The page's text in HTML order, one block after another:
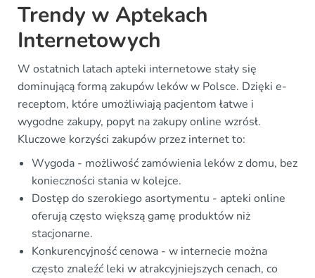
Trendy w Aptekach
Internetowych
W ostatnich latach apteki internetowe stały się
dominującą formą zakupów leków w Polsce. Dzięki e-
receptom, które umożliwiają pacjentom łatwe i
wygodne zakupy, popyt na zakupy online wzrósł.
Kluczowe korzyści zakupów przez internet to:
Wygoda - możliwość zamówienia leków z domu, bez
konieczności stania w kolejce.
Dostęp do szerokiego asortymentu - apteki online
oferują często większą gamę produktów niż
stacjonarne.
Konkurencyjność cenowa - w internecie można
często znaleźć leki w atrakcyjniejszych cenach, co